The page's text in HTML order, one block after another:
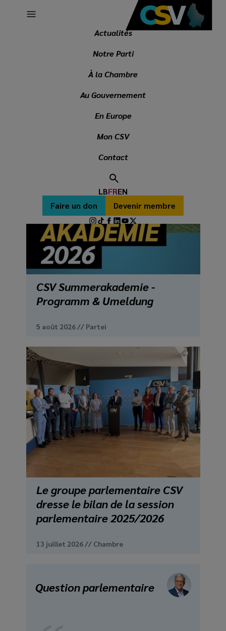
Secondary
menu
Faire un don Devenir membre
Social
media
links
LBFREN
navigation
Actualités
Notre Parti
À la Chambre
Au Gouvernement
En Europe
Mon CSV
Contact
ACTUALITÉS
CSV Summerakademie -
Programm & Umeldung
5 août 2026 // Partei
Le groupe parlementaire CSV
dresse le bilan de la session
parlementaire 2025/2026
13 juillet 2026 // Chambre
Question parlementaire